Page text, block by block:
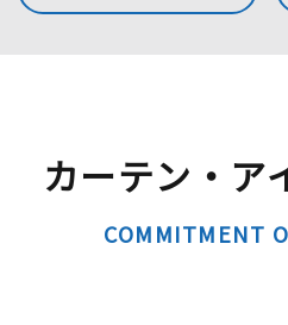
カーテン・ア
COMMITMENT